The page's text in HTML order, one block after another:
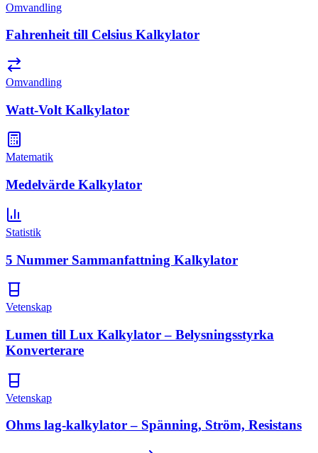
Omvandling
Fahrenheit till Celsius Kalkylator
Omvandling
Watt-Volt Kalkylator
Matematik
Medelvärde Kalkylator
Statistik
5 Nummer Sammanfattning Kalkylator
Vetenskap
Lumen till Lux Kalkylator – Belysningsstyrka
Konverterare
Vetenskap
Ohms lag-kalkylator – Spänning, Ström, Resistans